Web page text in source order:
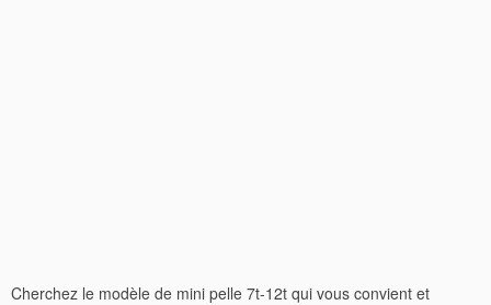
Cherchez le modèle de mini pelle 7t-12t qui vous convient et